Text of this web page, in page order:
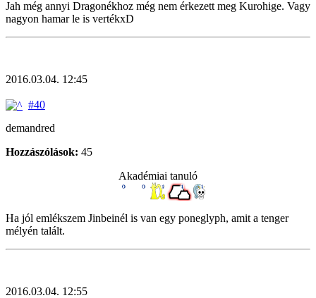
Jah még annyi Dragonékhoz még nem érkezett meg Kurohige. Vagy
nagyon hamar le is vertékxD
2016.03.04. 12:45
#40
demandred
Hozzászólások: 45
Akadémiai tanuló
Ha jól emlékszem Jinbeinél is van egy poneglyph, amit a tenger
mélyén talált.
2016.03.04. 12:55